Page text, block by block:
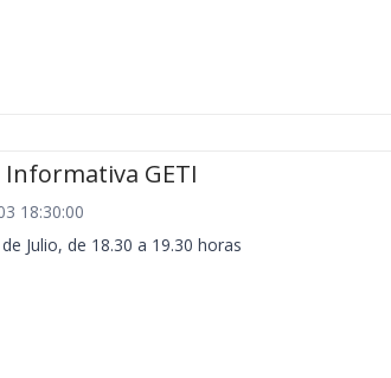
Informativa GETI
18:30:00
Julio, de 18.30 a 19.30 horas